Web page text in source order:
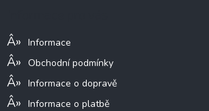
Informace
Obchodní podmínky
Informace o dopravě
Informace o platbě